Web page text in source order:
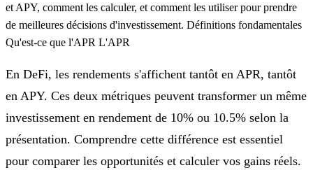
et APY, comment les calculer, et comment les utiliser pour prendre
de meilleures décisions d'investissement. Définitions fondamentales
Qu'est-ce que l'APR L'APR
En DeFi, les rendements s'affichent tantôt en APR, tantôt
en APY. Ces deux métriques peuvent transformer un même
investissement en rendement de 10% ou 10.5% selon la
présentation. Comprendre cette différence est essentiel
pour comparer les opportunités et calculer vos gains réels.